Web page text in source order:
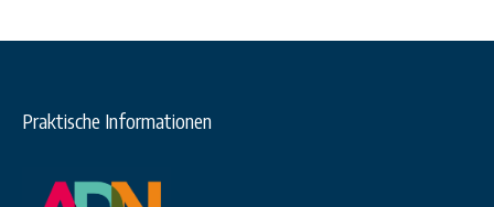
Praktische Informationen